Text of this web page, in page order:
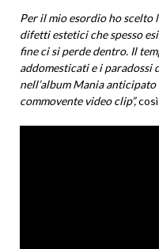
Per il mio esordio ho scelto
difetti estetici che spesso
fine ci si perde dentro. Il
addomesticati e i
nell’album Mania anticipato
commovente video clip”,così